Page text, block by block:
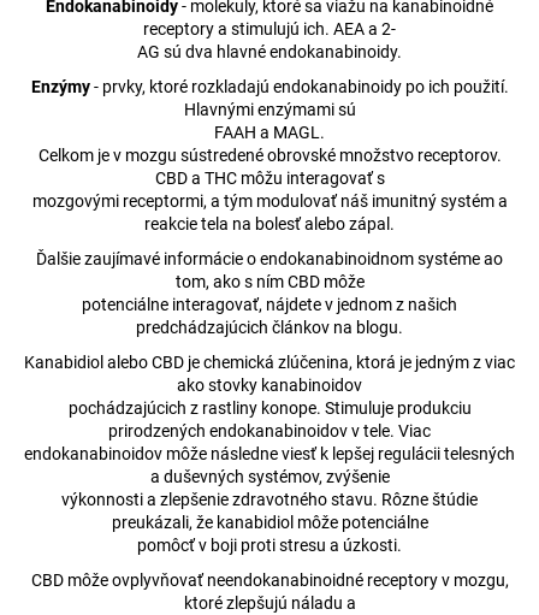
Endokanabinoidy- molekuly, ktoré sa viažu na kanabinoidné
receptory a stimulujú ich. AEA a 2-
AG sú dva hlavné endokanabinoidy.
Enzýmy- prvky, ktoré rozkladajú endokanabinoidy po ich použití.
Hlavnými enzýmami sú
FAAH a MAGL.
Celkom je v mozgu sústredené obrovské množstvo receptorov.
CBD a THC môžu interagovať s
mozgovými receptormi, a tým modulovať náš imunitný systém a
reakcie tela na bolesť alebo zápal.
Ďalšie zaujímavé informácie o endokanabinoidnom systéme ao
tom, ako s ním CBD môže
potenciálne interagovať, nájdete v jednom z našich
predchádzajúcich článkov na blogu.
Kanabidiol alebo CBD je chemická zlúčenina, ktorá je jedným z viac
ako stovky kanabinoidov
pochádzajúcich z rastliny konope. Stimuluje produkciu
prirodzených endokanabinoidov v tele. Viac
endokanabinoidov môže následne viesť k lepšej regulácii telesných
a duševných systémov, zvýšenie
výkonnosti a zlepšenie zdravotného stavu. Rôzne štúdie
preukázali, že kanabidiol môže potenciálne
pomôcť v boji proti stresu a úzkosti.
CBD môže ovplyvňovať neendokanabinoidné receptory v mozgu,
ktoré zlepšujú náladu a
O
BROAD-
MALÉ
Pôvodne: